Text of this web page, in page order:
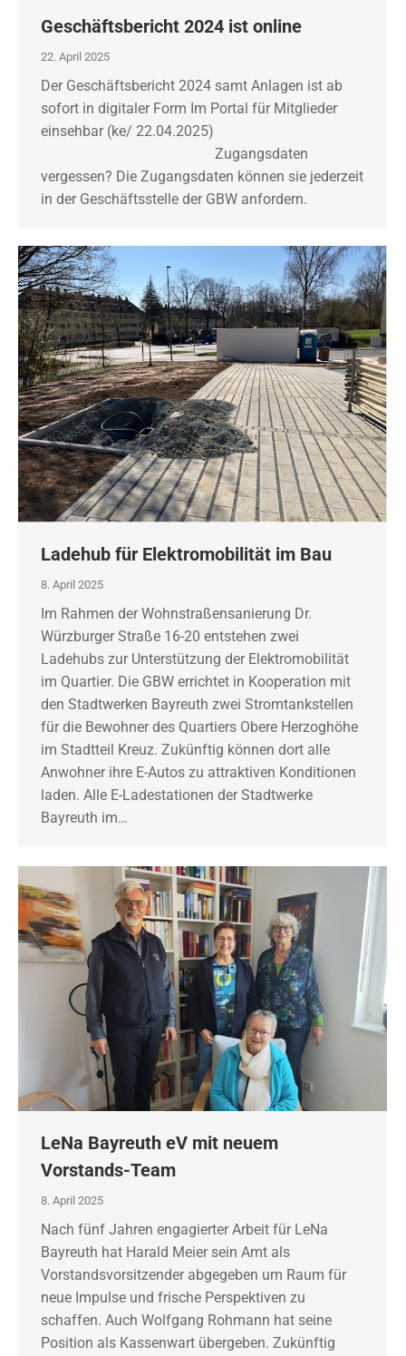
Geschäftsbericht 2024 ist online
22. April 2025
Der Geschäftsbericht 2024 samt Anlagen ist ab
sofort in digitaler Form Im Portal für Mitglieder
einsehbar (ke/ 22.04.2025)
Zugangsdaten
vergessen? Die Zugangsdaten können sie jederzeit
in der Geschäftsstelle der GBW anfordern.
Ladehub für Elektromobilität im Bau
8. April 2025
Im Rahmen der Wohnstraßensanierung Dr.
Würzburger Straße 16-20 entstehen zwei
Ladehubs zur Unterstützung der Elektromobilität
im Quartier. Die GBW errichtet in Kooperation mit
den Stadtwerken Bayreuth zwei Stromtankstellen
für die Bewohner des Quartiers Obere Herzoghöhe
im Stadtteil Kreuz. Zukünftig können dort alle
Anwohner ihre E-Autos zu attraktiven Konditionen
laden. Alle E-Ladestationen der Stadtwerke
Bayreuth im…
LeNa Bayreuth eV mit neuem
Vorstands-Team
8. April 2025
Nach fünf Jahren engagierter Arbeit für LeNa
Bayreuth hat Harald Meier sein Amt als
Vorstandsvorsitzender abgegeben um Raum für
neue Impulse und frische Perspektiven zu
schaffen. Auch Wolfgang Rohmann hat seine
Position als Kassenwart übergeben. Zukünftig